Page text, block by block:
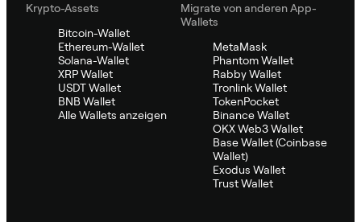
Krypto-Assets
Bitcoin-Wallet
Ethereum-Wallet
Solana-Wallet
XRP Wallet
USDT Wallet
BNB Wallet
Alle Wallets anzeigen
Migrate von anderen App-
Wallets
MetaMask
Phantom Wallet
Rabby Wallet
Tronlink Wallet
TokenPocket
Binance Wallet
OKX Web3 Wallet
Base Wallet (Coinbase
Wallet)
Exodus Wallet
Trust Wallet